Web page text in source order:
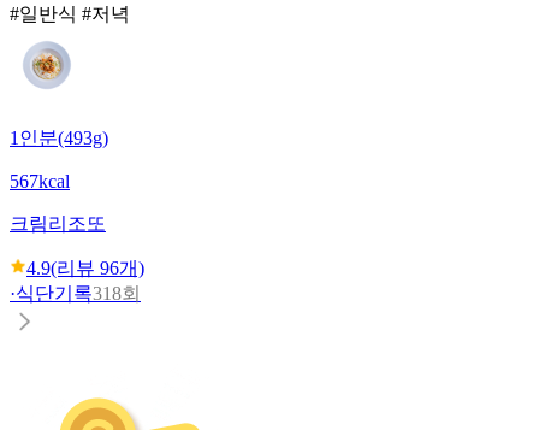
#일반식 #저녁
1인분(493g)
567kcal
크림리조또
4.9(리뷰 96개)
·식단기록318회